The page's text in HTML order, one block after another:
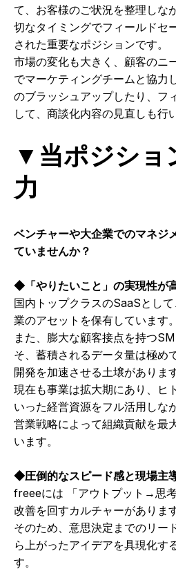
て、お客様のご状況を整理しな
切なタイミングでフィールドセ
された重要なポジションです。
市場の変化も大きく、顧客のニ
でマーケティングチームと協力
のブラッシュアップしたり、フ
して、商談化内容の見直しも行
▼当ポジショ
力
ベンチャーや大企業でのマネジ
ていませんか？
◆「やりたいこと」の実現性が
国内トップクラスのSaaSとし
業のアセットを保有しています。
また、膨大な顧客接点を持つ
そ、蓄積されるデータ量は極め
開発を加速させる土壌があります
現在も事業は拡大期にあり、ヒ
いった経営資源をフル活用しな
営業戦略によって組織貢献を最
います。
◆圧倒的なスピード感と現場主
freeeには 「アウトプット→思
改善を回すカルチャーがあります
そのため、意思決定までのリー
ら上がったアイデアを具現化す
す。